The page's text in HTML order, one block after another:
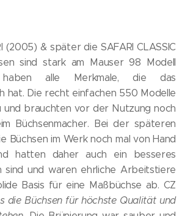
(2005) & später die SAFARI CLASSIC
sind stark am Mauser 98 Modell
alle Merkmale, die das
hat. Die recht einfachen 550 Modelle
brauchten vor der Nutzung noch
Büchsenmacher. Bei der späteren
Büchsen im Werk noch mal von Hand
hatten daher auch ein besseres
sind und waren ehrliche Arbeitstiere
Basis für eine Maßbüchse ab. CZ
die Büchsen für höchste Qualität und